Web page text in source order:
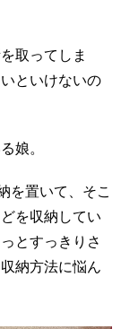
取ってしま
といけないの
娘。
を置いて、そこ
を収納してい
とすっきりさ
納方法に悩ん